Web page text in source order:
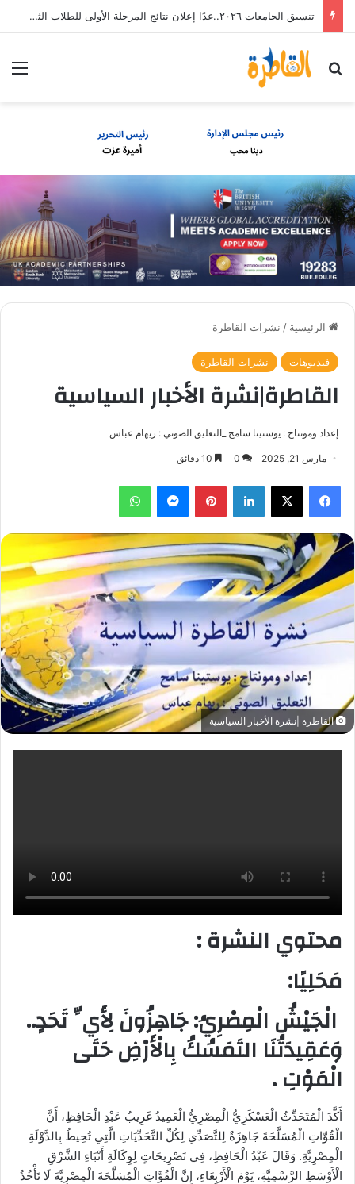
تنسيق الجامعات ٢٠٢٦..ننشر مصروفات تجارة عين شمس
بحث عن
الرئيسية / نشرات القاطرة
فيديوهات نشرات القاطرة
القاطرة|نشرة الأخبار السياسية
إعداد ومونتاج : يوستينا سامح _التعليق الصوتي : ريهام عباس
مارس 21, 2025 0
فيسبوك ‫X لينكدإن بينتيريستماسنجر واتساب
القاطرة |نشرة الأخبار السياسية
محتوي النشرة :
مَحَلِيًا:
الْجَيْشُ الْمِصْرِيُ: جَاهِزُونَ لِأَيِّ تَحَدٍ..
وَعَقِيدَتُنَا التَمَسُكُ بِالْأَرْضِ حَتَى
الْمَوْتِ .
أَكَّدَ الْمُتَحَدِّثُ الْعَسْكَرِيُّ الْمِصْرِيُّ الْعَمِيدُ غَرِيبُ عَبْدِ الْحَافِظِ، أَنَّ
الْقُوَّاتِ الْمُسَلَّحَةَ جَاهِزَةٌ لِلتَّصَدِّي لِكُلِّ التَّحَدِّيَاتِ الَّتِي تُحِيطُ بِالدَّوْلَةِ
الْمِصْرِيَّةِ. وَقَالَ عَبْدُ الْحَافِظِ، فِي تَصْرِيحَاتٍ لِوِكَالَةِ أَنْبَاءِ الشَّرْقِ
الْأَوْسَطِ الرَّسْمِيَّةِ، يَوْمَ الْأَرْبِعَاءِ، إِنَّ الْقُوَّاتِ الْمُسَلَّحَةَ الْمِصْرِيَّةَ لَا تَأْخُذُ